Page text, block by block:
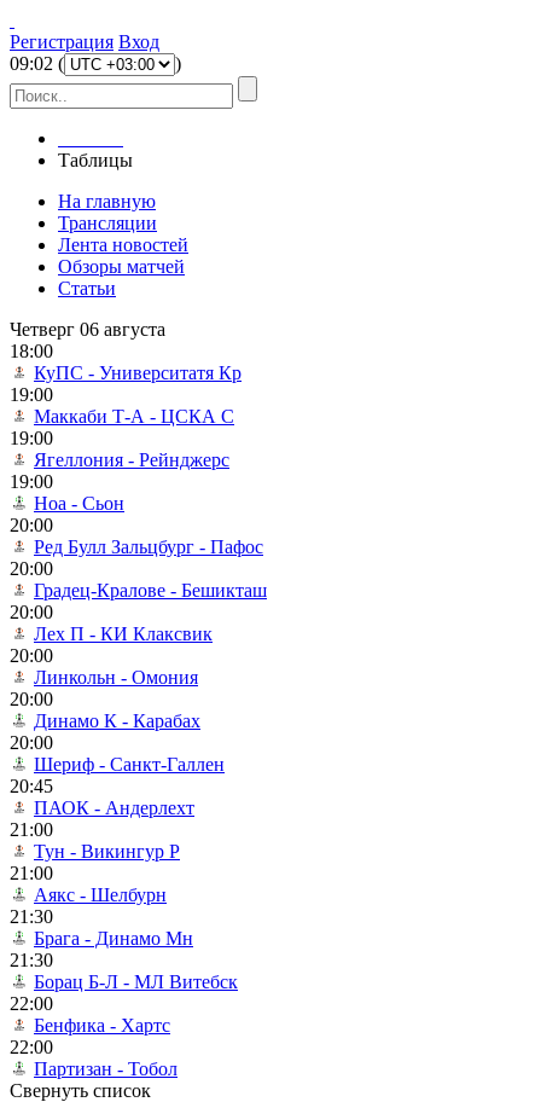
Регистрация Вход
09:02 ( )
Таблицы
На главную
Трансляции
Лента новостей
Обзоры матчей
Статьи
Четверг 06 августа
18:00
КуПС - Университатя Кр
19:00
Маккаби Т-А - ЦСКА С
19:00
Ягеллония - Рейнджерс
19:00
Ноа - Сьон
20:00
Ред Булл Зальцбург - Пафос
20:00
Градец-Кралове - Бешикташ
20:00
Лех П - КИ Клаксвик
20:00
Линкольн - Омония
20:00
Динамо К - Карабах
20:00
Шериф - Санкт-Галлен
20:45
ПАОК - Андерлехт
21:00
Тун - Викингур Р
21:00
Аякс - Шелбурн
21:30
Брага - Динамо Мн
21:30
Борац Б-Л - МЛ Витебск
22:00
Бенфика - Хартс
22:00
Партизан - Тобол
Свернуть список